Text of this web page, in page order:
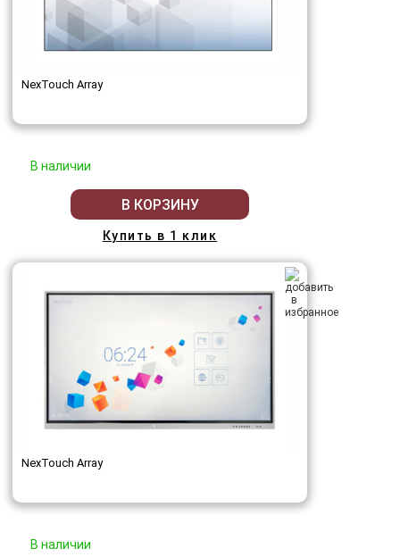
NexTouch Array
В наличии
В КОРЗИНУ
Купить в 1 клик
NexTouch Array
В наличии